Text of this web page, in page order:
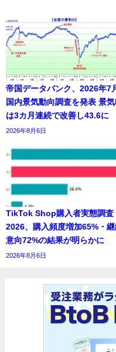
帝国データバンク、2026年7
国内景気動向調査を発表 景気
は3カ月連続で改善し43.6に
2026年8月6日
TikTok Shop購入者実態調査
2026、購入頻度増加65%・
意向72%の結果が明らかに
2026年8月6日